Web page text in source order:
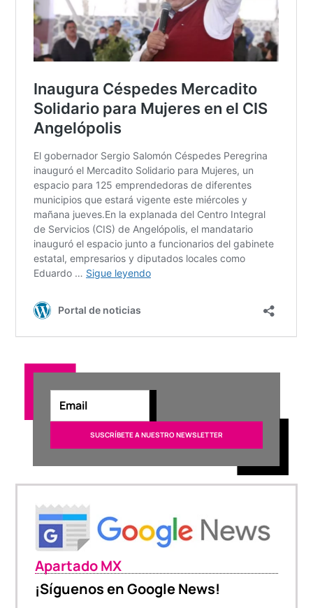
Apartado MX
¡Síguenos en Google News!